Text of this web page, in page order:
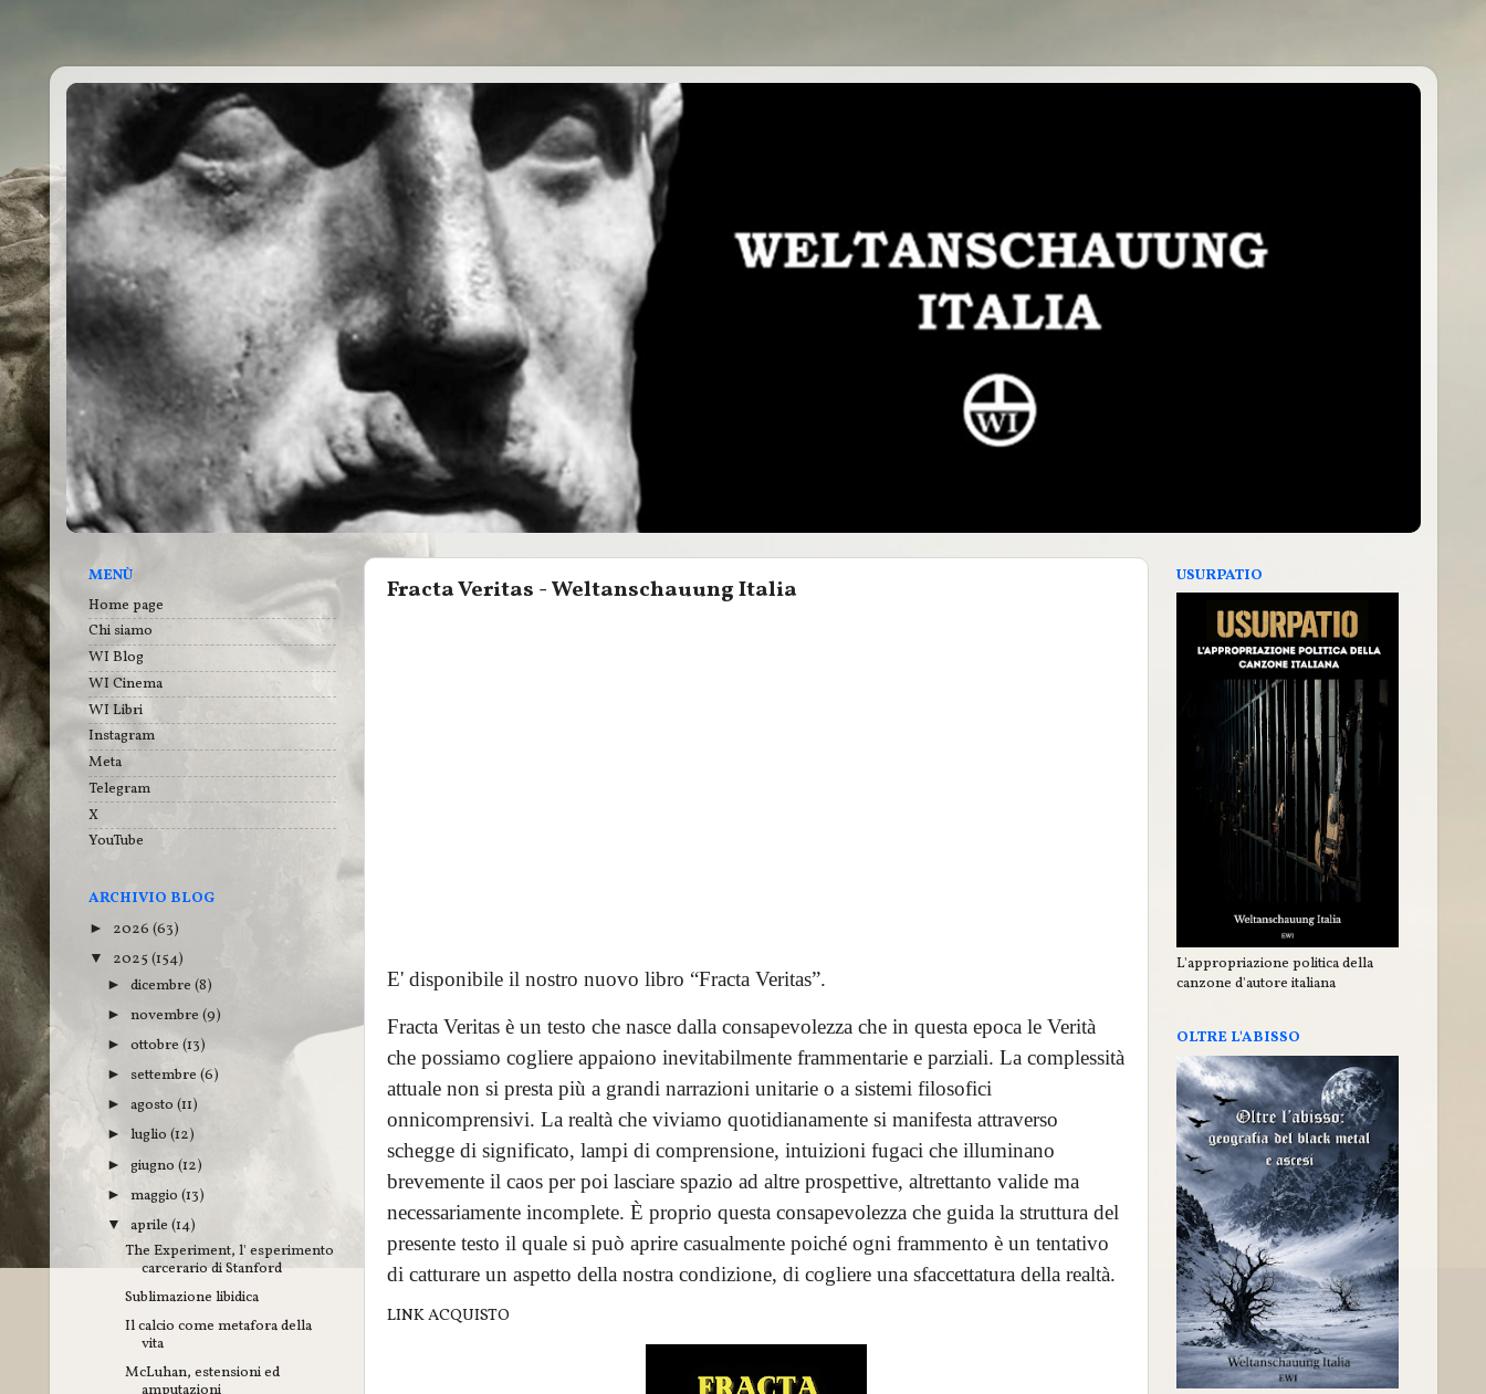
Fracta Veritas - Weltanschauung Italia
E' disponibile il nostro nuovo libro “Fracta Veritas”.
Fracta Veritas è un testo che nasce dalla consapevolezza che in questa epoca le Verità
che possiamo cogliere appaiono inevitabilmente frammentarie e parziali. La complessità
attuale non si presta più a grandi narrazioni unitarie o a sistemi filosofici
onnicomprensivi. La realtà che viviamo quotidianamente si manifesta attraverso
schegge di significato, lampi di comprensione, intuizioni fugaci che illuminano
brevemente il caos per poi lasciare spazio ad altre prospettive, altrettanto valide ma
necessariamente incomplete. È proprio questa consapevolezza che guida la struttura del
presente testo il quale si può aprire casualmente poiché ogni frammento è un tentativo
di catturare un aspetto della nostra condizione, di cogliere una sfaccettatura della realtà.
LINK ACQUISTO
MENÙ
Home page
Chi siamo
WI Blog
WI Cinema
WI Libri
Instagram
Meta
Telegram
X
YouTube
ARCHIVIO BLOG
► 2026 (63)
▼ 2025 (154)
► dicembre (8)
► novembre (9)
► ottobre (13)
► settembre (6)
► agosto (11)
► luglio (12)
► giugno (12)
► maggio (13)
▼ aprile (14)
The Experiment, l' esperimento
carcerario di Stanford
Sublimazione libidica
Il calcio come metafora della
vita
McLuhan, estensioni ed
USURPATIO
L'appropriazione politica della
canzone d'autore italiana
OLTRE L'ABISSO